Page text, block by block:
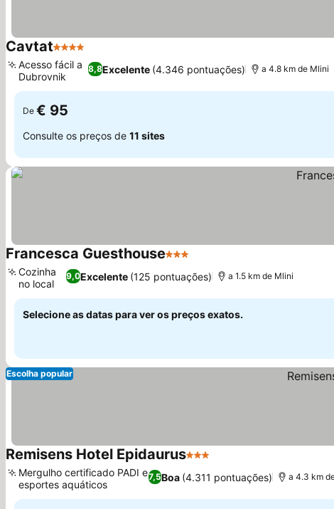
Cavtat4 Estrelas
8,8Excelente (4.346 pontuações)
Acesso fácil a
Dubrovnik
a 4.8 km de Mlini
De € 95
Consulte os preços de 11 sites
Francesca Guesthouse3 Estrelas
9,0Excelente (125 pontuações)
Cozinha
no local
a 1.5 km de Mlini
Selecione as datas para ver os preços exatos.
Escolha popular
Remisens Hotel Epidaurus3 Estrelas
7,5Boa (4.311 pontuações)
Mergulho certificado PADI e
esportes aquáticos
a 4.3 km